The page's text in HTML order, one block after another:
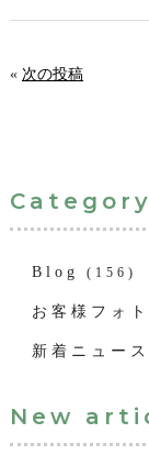
« 次の投稿
Blog (156)
お客様フォト
新着ニュース
New